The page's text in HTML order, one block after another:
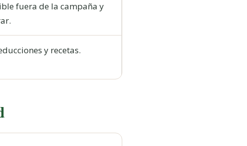
fuera de la campaña y
y recetas.